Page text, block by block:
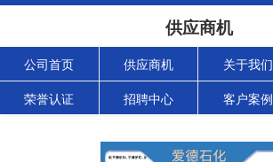
供应商机
公司首页 供应商机 关于我们
荣誉认证 招聘中心 客户案例